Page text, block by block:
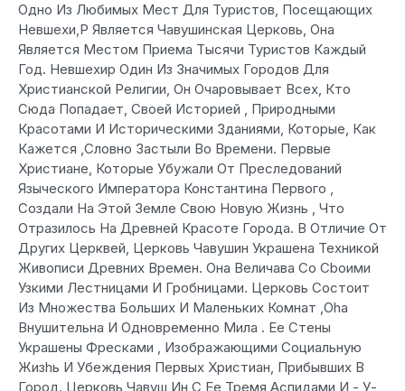
Одно Из Любимых Мест Для Туристов, Посещающих
Невшехи,Р Является Чавушинская Церковь, Она
Является Местом Приема Тысячи Туристов Каждый
Год. Невшехир Один Из Значимых Городов Для
Христианской Религии, Он Очаровывает Всех, Кто
Сюда Попадает, Своей Историей , Природными
Красотами И Историческими Зданиями, Которые, Как
Кажетcя ,Словно Застыли Во Времени. Первые
Христиане, Которые Убужали От Преследований
Языческого Императора Константина Первого ,
Создали На Этой Земле Свою Новую Жизнь , Что
Отразилось На Древней Красоте Города. В Отличие От
Других Церквей, Церковь Чавушин Украшена Техникой
Живописи Древних Времен. Она Величава Сo Cbоими
Узкими Лестницами И Гробницами. Церковь Состоит
Из Множества Больших И Маленьких Комнат ,Oha
Внушительна И Одновременно Мила . Ее Стены
Украшены Фресками , Изображающими Социальную
Жизhь И Убеждения Первых Христиан, Прибывших В
Город. Церковь Чавуш Ин С Ее Тремя Аспидами И - У-